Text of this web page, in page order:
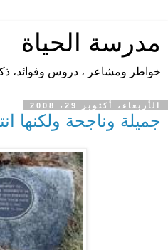
مدرسة الحياة
خواطر ومشاعر ، دروس وفوائد،
الأربعاء، أكتوبر 29، 2008
جميلة وناجحة ولكنها